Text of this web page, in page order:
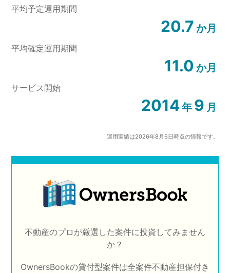
平均予定運用期間
20.7 か月
平均確定運用期間
11.0 か月
サービス開始
2014 年 9 月
運用実績は2026年8月6日時点の情報です。
不動産のプロが厳選した案件に投資してみません
か？
OwnersBookの貸付型案件は全案件不動産担保付き